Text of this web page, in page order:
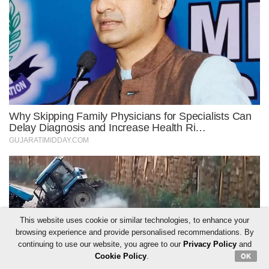
This website uses cookie or similar technologies, to enhance your
browsing experience and provide personalised recommendations. By
continuing to use our website, you agree to our Privacy Policyand
Cookie Policy. OK